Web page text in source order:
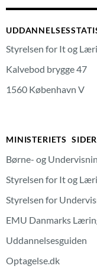
Styrelsen for It og
Kalvebod brygge 47
1560 København V
MINISTERIETS SIDER
Børne- og
Styrelsen for It og
Styrelsen for
EMU Danmarks
Uddannelsesguiden
Optagelse.dk